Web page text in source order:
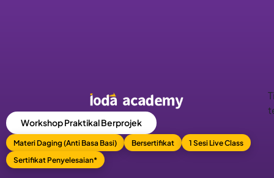
Workshop Praktikal Berprojek
Materi Daging (Anti Basa Basi) Bersertifikat
1 Sesi Live Class
Sertifikat Penyelesaian*